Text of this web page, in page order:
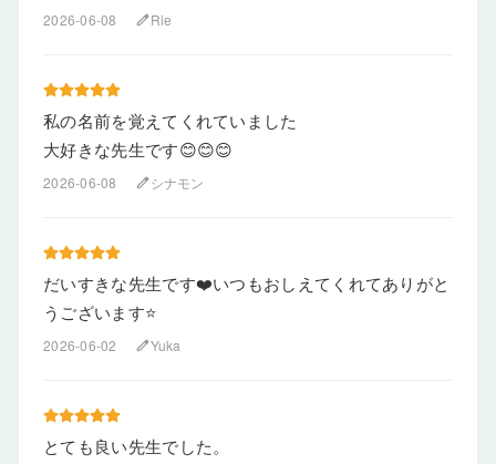
2026-06-08 editRie
私の名前を覚えてくれていました
大好きな先生です😊😊😊
2026-06-08 editシナモン
だいすきな先生です❤️いつもおしえてくれてありがと
うございます⭐️
2026-06-02 editYuka
とても良い先生でした。